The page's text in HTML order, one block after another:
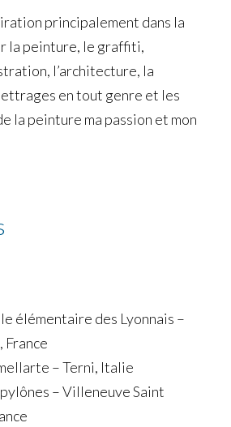
principalement dans la
la peinture, le graffiti,
l’architecture, la
en tout genre et les
la peinture ma passion et mon
élémentaire des Lyonnais –
France
– Terni, Italie
– Villeneuve Saint